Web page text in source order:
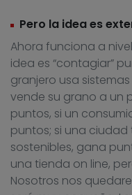
Pero la idea es
Ahora funciona a
idea es “contagiar”
granjero usa
vende su grano a un
puntos, si un
puntos; si una
sostenibles, gana
una tienda on line,
Nosotros nos